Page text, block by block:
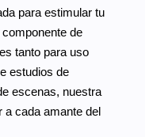
para estimular tu
de
tanto para uso
estudios de
escenas, nuestra
a cada amante del